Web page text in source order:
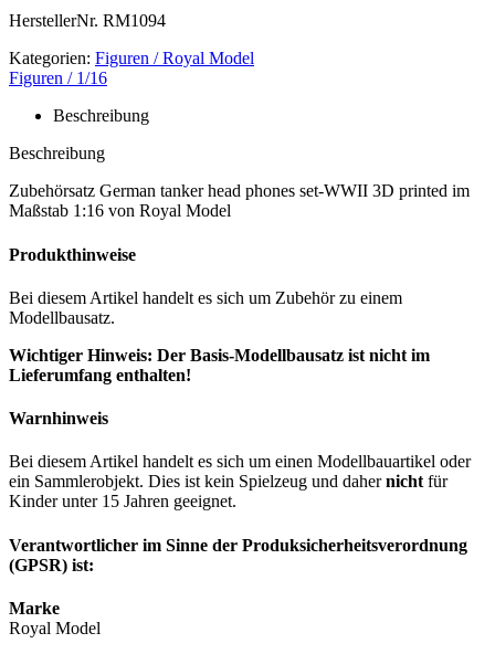
HerstellerNr. RM1094
Kategorien: Figuren / Royal Model
Figuren / 1/16
Beschreibung
Beschreibung
Zubehörsatz German tanker head phones set-WWII 3D printed im
Maßstab 1:16 von Royal Model
Produkthinweise
Bei diesem Artikel handelt es sich um Zubehör zu einem
Modellbausatz.
Wichtiger Hinweis: Der Basis-Modellbausatz ist nicht im
Lieferumfang enthalten!
Warnhinweis
Bei diesem Artikel handelt es sich um einen Modellbauartikel oder
ein Sammlerobjekt. Dies ist kein Spielzeug und dahernicht für
Kinder unter 15 Jahren geeignet.
Verantwortlicher im Sinne der Produksicherheitsverordnung
(GPSR) ist:
Marke
Royal Model